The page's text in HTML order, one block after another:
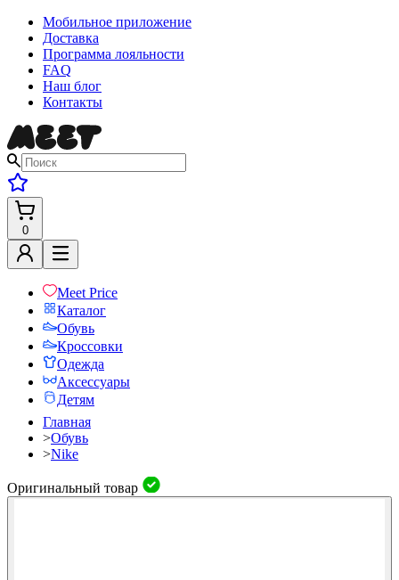
Мобильное приложение
Доставка
Программа лояльности
FAQ
Наш блог
Контакты
0
Meet Price
Каталог
Обувь
Кроссовки
Одежда
Аксессуары
Детям
Главная
>Обувь
>Nike
Оригинальный товар